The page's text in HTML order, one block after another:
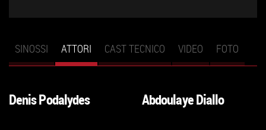
Schede primarie
SINOSSI ATTORI (SCHEDA
ATTIVA)
CAST TECNICO VIDEO FOTO
VAI
Denis Podalydes
VAI
Abdoulaye Diallo